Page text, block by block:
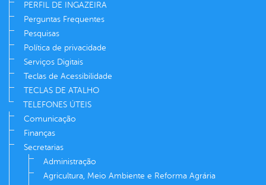
PERFIL DE INGAZEIRA
Perguntas Frequentes
Pesquisas
Política de privacidade
Serviços Digitais
Teclas de Acessibilidade
TECLAS DE ATALHO
TELEFONES ÚTEIS
Comunicação
Finanças
Secretarias
Administração
Agricultura, Meio Ambiente e Reforma Agrária